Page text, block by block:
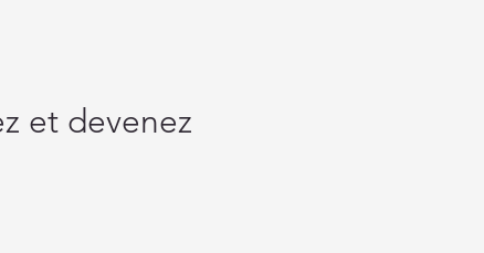
et devenez